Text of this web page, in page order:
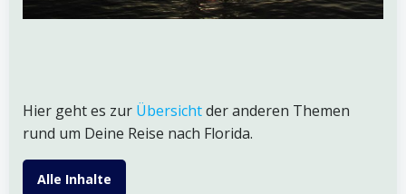
Hier geht es zur Übersichtder anderen Themen
rund um Deine Reise nach Florida.
Alle Inhalte